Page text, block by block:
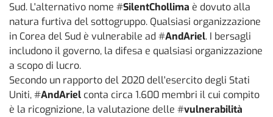
Sud. L'alternativo nome #SilentChollima è dovuto alla
natura furtiva del sottogruppo. Qualsiasi organizzazione
in Corea del Sud è vulnerabile ad #AndAriel. I bersagli
includono il governo, la difesa e qualsiasi organizzazione
a scopo di lucro.
Secondo un rapporto del 2020 dell'esercito degli Stati
Uniti, #AndAriel conta circa 1.600 membri il cui compito
è la ricognizione, la valutazione delle #vulnerabilità